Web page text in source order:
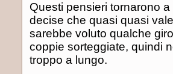
Questi pensieri tornarono
decise che quasi quasi
sarebbe voluto qualche
coppie sorteggiate, quindi
troppo a lungo.